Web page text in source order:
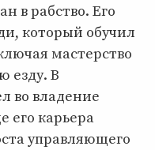
в рабство. Его
который обучил
мастерство
езду. В
во владение
его карьера
управляющего